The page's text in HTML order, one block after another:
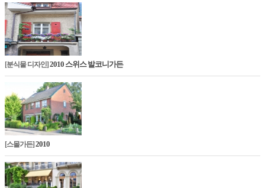
[분식물 디자인]2010 스위스 발코니가든
[스몰가든]2010